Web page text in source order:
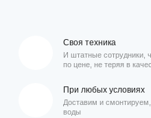
Своя техника
И штатные сотрудники,
по цене, не теряя в
При любых условиях
Доставим и
воды